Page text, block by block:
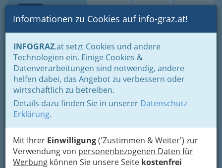
Suche Login Toggle
Informationen zu Cookies auf info-graz.at!
INFOGRAZ.at setzt Cookies und andere
Technologien ein. Einige Cookies &
Datenverarbeitungen sind notwendig, andere
helfen dabei, das Angebot zu verbessern oder
wirtschaftlich zu betreiben.
Details dazu finden Sie in unserer Datenschutz
Erklärung.
Mit Ihrer Einwilligung('Zustimmen & Weiter') zur
Verwendung von personenbezogenen Daten für
Werbung können Sie unsere Seite kostenfrei
Home Branchen
Gewerbe, Handwerk, Banken
Information und Consulting
Immobilien- & VermögenstreuhänderInen
Bauträger
Gemeinnützige
Eine